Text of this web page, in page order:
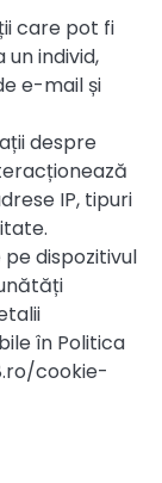
care pot fi
individ,
e-mail și
despre
IP, tipuri
dispozitivul
în Politica
cookie-